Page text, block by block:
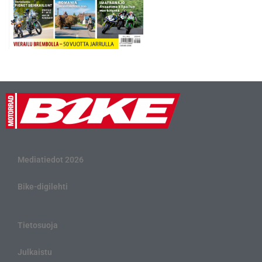
Mediatiedot 2026
Bike-digilehti
Tietosuoja
Julkaistu